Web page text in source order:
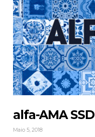
alfa-AMA SSD
Maio 5, 2018